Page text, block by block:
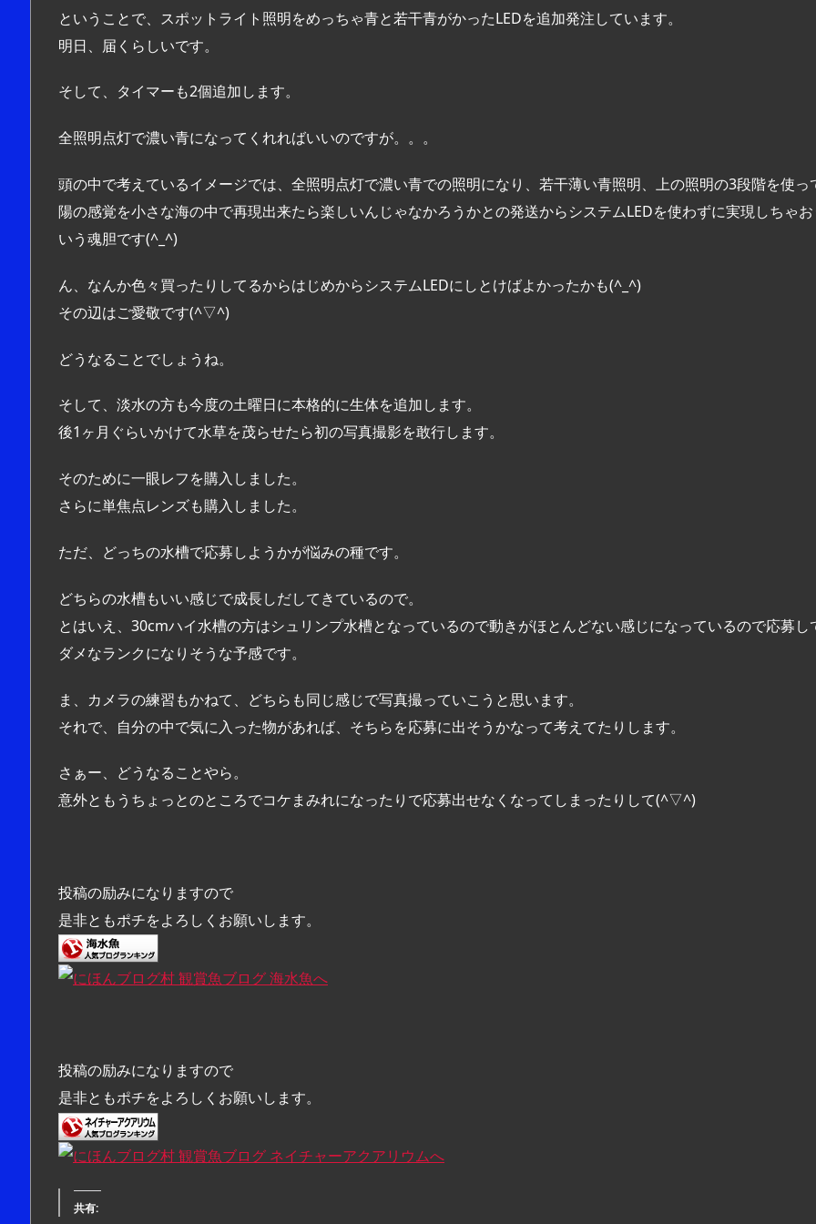
ということで、スポットライト照明をめっちゃ青と若干青がかったLEDを追加発注しています。
明日、届くらしいです。
そして、タイマーも2個追加します。
全照明点灯で濃い青になってくれればいいのですが。。。
頭の中で考えているイメージでは、全照明点灯で濃い青での照明になり、若干薄い青照明、上の照明の3段階を使っ
陽の感覚を小さな海の中で再現出来たら楽しいんじゃなかろうかとの発送からシステムLEDを使わずに実現しちゃ
いう魂胆です(^_^)
ん、なんか色々買ったりしてるからはじめからシステムLEDにしとけばよかったかも(^_^)
その辺はご愛敬です(^▽^)
どうなることでしょうね。
そして、淡水の方も今度の土曜日に本格的に生体を追加します。
後1ヶ月ぐらいかけて水草を茂らせたら初の写真撮影を敢行します。
そのために一眼レフを購入しました。
さらに単焦点レンズも購入しました。
ただ、どっちの水槽で応募しようかが悩みの種です。
どちらの水槽もいい感じで成長しだしてきているので。
とはいえ、30cmハイ水槽の方はシュリンプ水槽となっているので動きがほとんどない感じになっているので応募し
ダメなランクになりそうな予感です。
ま、カメラの練習もかねて、どちらも同じ感じで写真撮っていこうと思います。
それで、自分の中で気に入った物があれば、そちらを応募に出そうかなって考えてたりします。
さぁー、どうなることやら。
意外ともうちょっとのところでコケまみれになったりで応募出せなくなってしまったりして(^▽^)
投稿の励みになりますので
是非ともポチをよろしくお願いします。
投稿の励みになりますので
是非ともポチをよろしくお願いします。
共有: